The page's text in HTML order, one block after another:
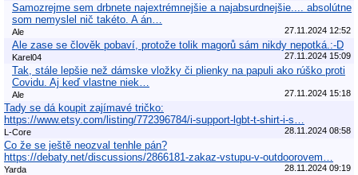
Samozrejme sem drbnete najextrémnejšie a najabsurdnejšie.... absolútne
som nemyslel nič takéto. A án…
Ale 27.11.2024 12:52
Ale zase se člověk pobaví, protože tolik magorů sám nikdy nepotká.:-D
Karel04 27.11.2024 15:09
Tak, stále lepšie než dámske vložky či plienky na papuli ako rúško proti
Covidu. Aj keď vlastne niek…
Ale 27.11.2024 15:18
Tady se dá koupit zajímavé tričko:
https://www.etsy.com/listing/772396784/i-support-lgbt-t-shirt-i-s…
L-Core 28.11.2024 08:58
Co že se ještě neozval tenhle pán?
https://debaty.net/discussions/2866181-zakaz-vstupu-v-outdoorovem…
Yarda 28.11.2024 09:19